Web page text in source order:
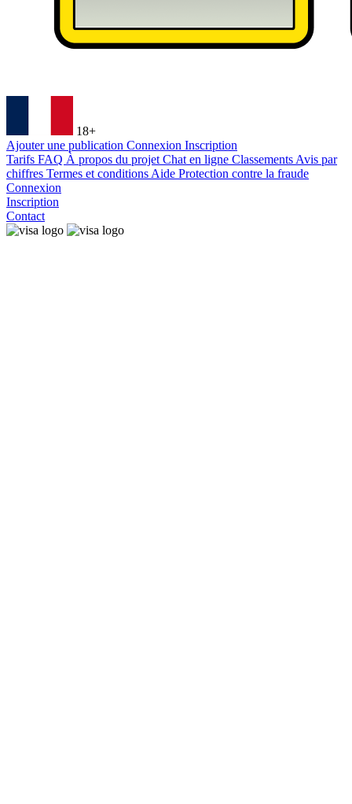
18+
Ajouter une publication Connexion Inscription
Tarifs FAQ À propos du projet Chat en ligne Classements Avis par
chiffres Termes et conditions Aide Protection contre la fraude
Connexion
Inscription
Contact